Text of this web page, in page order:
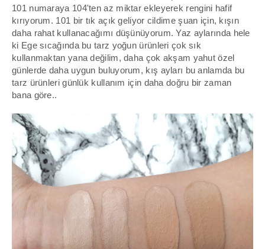
101 numaraya 104'ten az miktar ekleyerek rengini hafif
kırıyorum. 101 bir tık açık geliyor cildime şuan için, kışın
daha rahat kullanacağımı düşünüyorum. Yaz aylarında hele
ki Ege sıcağında bu tarz yoğun ürünleri çok sık
kullanmaktan yana değilim, daha çok akşam yahut özel
günlerde daha uygun buluyorum, kış ayları bu anlamda bu
tarz ürünleri günlük kullanım için daha doğru bir zaman
bana göre..